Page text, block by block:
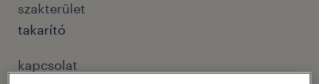
szakterület
takarító
kapcsolat